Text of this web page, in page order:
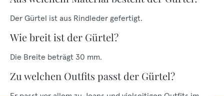
Der Gürtel ist aus Rindleder gefertigt.
Wie breit ist der Gürtel?
Die Breite beträgt 30 mm.
Zu welchen Outfits passt der Gürtel?